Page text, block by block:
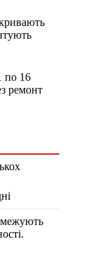
по 16
ремонт